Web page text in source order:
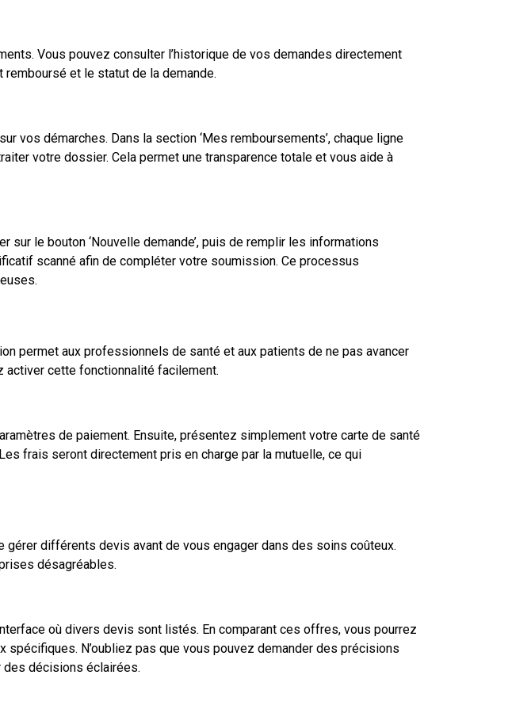
Vous pouvez consulter l’historique de vos demandes directement
et le statut de la demande.
vos démarches. Dans la section ‘Mes remboursements’, chaque ligne
votre dossier. Cela permet une transparence totale et vous aide à
le bouton ‘Nouvelle demande’, puis de remplir les informations
scanné afin de compléter votre soumission. Ce processus
permet aux professionnels de santé et aux patients de ne pas avancer
activer cette fonctionnalité facilement.
de paiement. Ensuite, présentez simplement votre carte de santé
frais seront directement pris en charge par la mutuelle, ce qui
différents devis avant de vous engager dans des soins coûteux.
désagréables.
où divers devis sont listés. En comparant ces offres, vous pourrez
N’oubliez pas que vous pouvez demander des précisions
des décisions éclairées.